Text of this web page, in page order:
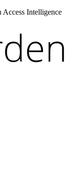
Access Intelligence